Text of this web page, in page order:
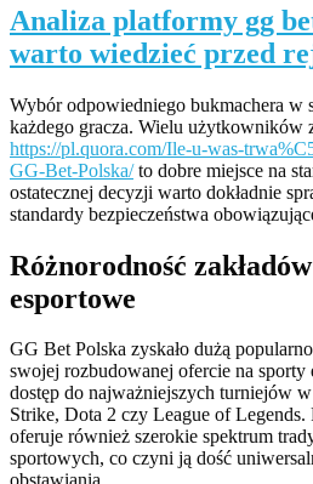
Analiza platformy gg
warto wiedzieć przed
Wybór odpowiedniego bukmachera w
każdego gracza. Wielu użytkowników
https://pl.quora.com/Ile-u-was-
GG-Bet-Polska/to dobre miejsce na
ostatecznej decyzji warto dokładnie
standardy bezpieczeństwa
Różnorodność
esportowe
GG Bet Polska zyskało dużą
swojej rozbudowanej ofercie na sporty
dostęp do najważniejszych turniejów
Strike, Dota 2 czy League of Legends.
oferuje również szerokie spektrum
sportowych, co czyni ją dość